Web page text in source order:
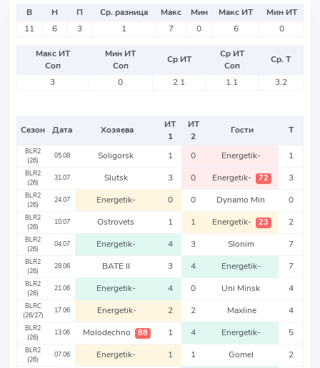
В Н П Ср. разница Макс Мин Макс ИТ
Мин ИТ
11
6 3 1 7 0 6 0
Макс ИТ
Соп
Мин ИТ
Соп
Ср ИТ
Ср ИТ
Соп
Ср. Т
3
0 2.1 1.1 3.2
Сезон Дата Хозяева
ИТ
1
ИТ
2
Гости Т
BLR2
(26)
05.08 Soligorsk 1 0 Energetik- 1
BLR2
(26)
31.07 Slutsk 3 0 Energetik- 72 3
BLR2
(26)
24.07 Energetik- 0 0 Dynamo Min 0
BLR2
(26)
10.07 Ostrovets 1 1 Energetik- 23 2
BLR2
(26)
04.07 Energetik- 4 3 Slonim 7
BLR2
(26)
28.06 BATE II 3 4 Energetik- 7
BLR2
(26)
21.06 Energetik- 4 0 Uni Minsk 4
BLRC
(26/27)
17.06 Energetik- 2 2 Maxline 4
BLR2
(26)
13.06 Molodechno 88 1 4 Energetik- 5
BLR2
(26)
07.06 Energetik- 1 1 Gomel 2